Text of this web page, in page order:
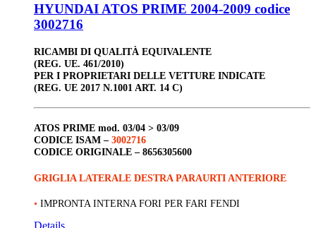
HYUNDAI ATOS PRIME 2004-2009 codice
3002716
RICAMBI DI QUALITÀ EQUIVALENTE
(REG. UE. 461/2010)
PER I PROPRIETARI DELLE VETTURE INDICATE
(REG. UE 2017 N.1001 ART. 14 C)
ATOS PRIME mod. 03/04 > 03/09
CODICE ISAM – 3002716
CODICE ORIGINALE – 8656305600
GRIGLIA LATERALE DESTRA PARAURTI ANTERIORE
• IMPRONTA INTERNA FORI PER FARI FENDI
Details